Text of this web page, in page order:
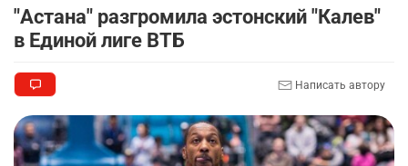
"Астана" разгромила эстонский "Калев"
в Единой лиге ВТБ
Написать автору